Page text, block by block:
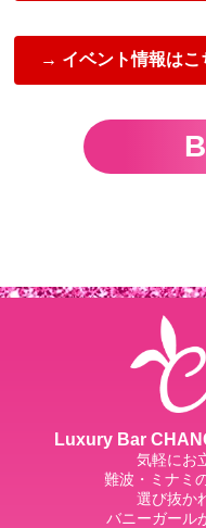
→ イベント情報はこ
Luxury Bar
気軽にお
難波・ミナミ
選び抜か
バニーガール